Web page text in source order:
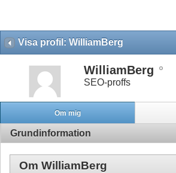
Visa profil: WilliamBerg
WilliamBerg
SEO-proffs
Om mig
Grundinformation
Om WilliamBerg